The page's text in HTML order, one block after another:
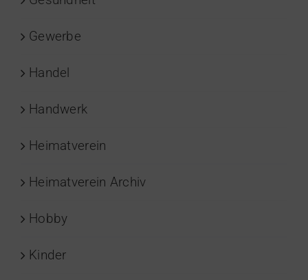
Gewerbe
Handel
Handwerk
Heimatverein
Heimatverein Archiv
Hobby
Kinder